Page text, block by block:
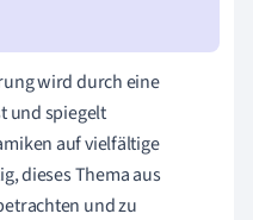
wird durch eine
und spiegelt
auf vielfältige
dieses Thema aus
und zu